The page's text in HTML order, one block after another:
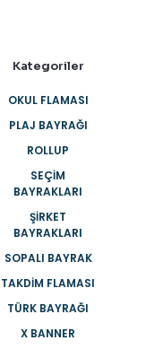
Kategoriler
OKUL FLAMASI
PLAJ BAYRAĞI
ROLLUP
SEÇIM
BAYRAKLARI
ŞIRKET
BAYRAKLARI
SOPALI BAYRAK
TAKDIM FLAMASI
TÜRK BAYRAĞI
X BANNER